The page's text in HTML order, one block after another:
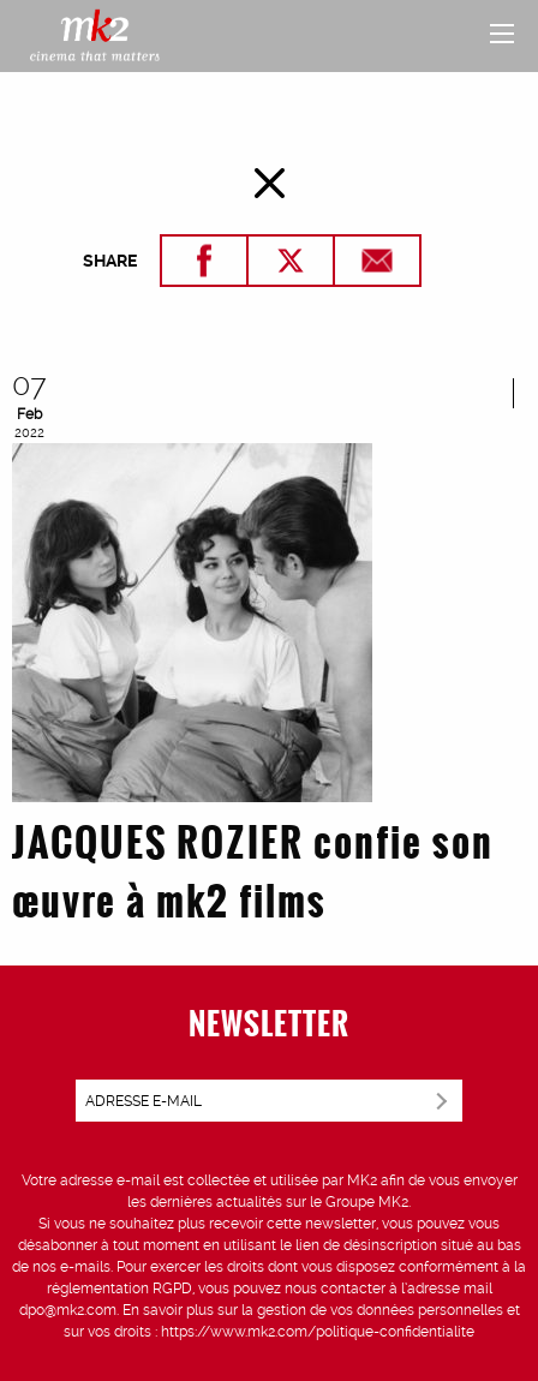
SHARE
07
Feb
2022
JACQUES ROZIER confie son
œuvre à mk2 films
NEWSLETTER
Votre adresse e-mail est collectée et utilisée par MK2 afin de vous envoyer
les dernières actualités sur le Groupe MK2.
Si vous ne souhaitez plus recevoir cette newsletter, vous pouvez vous
désabonner à tout moment en utilisant le lien de désinscription situé au bas
de nos e-mails. Pour exercer les droits dont vous disposez conformément à la
réglementation RGPD, vous pouvez nous contacter à l’adresse mail
dpo@mk2.com. En savoir plus sur la gestion de vos données personnelles et
sur vos droits : https://www.mk2.com/politique-confidentialite